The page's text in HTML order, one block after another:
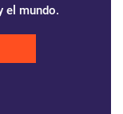
el mundo.